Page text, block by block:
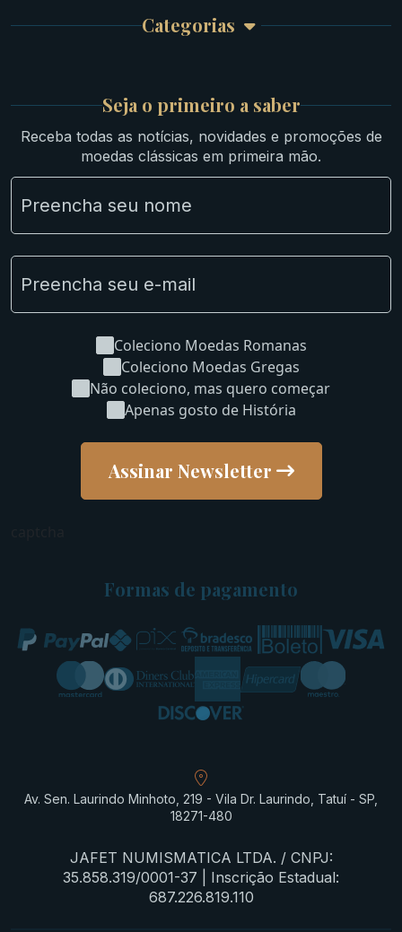
Atendimento
Categorias
Ouro
Ibéricas
Lotes Grandes
Material Numismático
NGC e NNC Encapsuladas
Novidades
Seja o primeiro a saber
Receba todas as notícias, novidades e promoções de
moedas clássicas em primeira mão.
Coleciono Moedas Romanas
Coleciono Moedas Gregas
Não coleciono, mas quero começar
Apenas gosto de História
Assinar Newsletter
Formas de pagamento
Av. Sen. Laurindo Minhoto, 219 - Vila Dr. Laurindo, Tatuí - SP,
18271-480
JAFET NUMISMATICA LTDA. / CNPJ:
35.858.319/0001-37 | Inscrição Estadual:
687.226.819.110